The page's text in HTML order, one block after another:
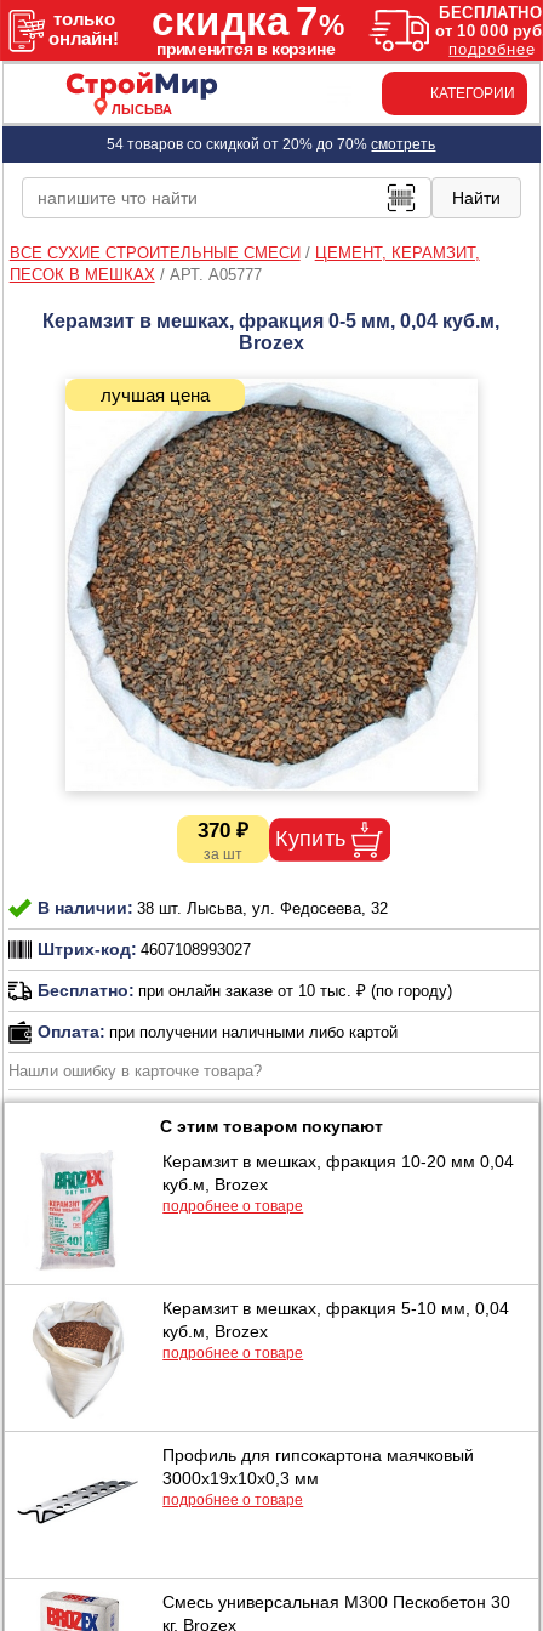
ЛЫСЬВА
КАТЕГОРИИ
54 товаров со скидкой от 20% до 70%смотреть
ВСЕ СУХИЕ СТРОИТЕЛЬНЫЕ СМЕСИ /
ЦЕМЕНТ, КЕРАМЗИТ,
ПЕСОК В МЕШКАХ / АРТ. A05777
Керамзит в мешках, фракция 0-5 мм, 0,04 куб.м,
Brozex
370 ₽
В наличии: 38 шт. Лысьва, ул. Федосеева, 32
Штрих-код: 4607108993027
Бесплатно: при онлайн заказе от 10 тыс. ₽ (по городу)
Оплата: при получении наличными либо картой
Нашли ошибку в карточке товара?
С этим товаром покупают
Керамзит в мешках, фракция 10-20 мм 0,04
куб.м, Brozex
подробнее о товаре
Керамзит в мешках, фракция 5-10 мм, 0,04
куб.м, Brozex
подробнее о товаре
Профиль для гипсокартона маячковый
3000х19х10х0,3 мм
подробнее о товаре
Смесь универсальная М300 Пескобетон 30
кг, Brozex